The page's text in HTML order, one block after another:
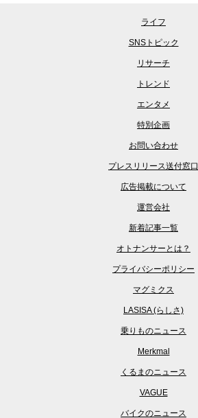
ライフ
SNSトピック
リサーチ
トレンド
エンタメ
特別企画
お問い合わせ
プレスリリース送付窓口
広告掲載について
運営会社
新着記事一覧
オトナンサーとは？
プライバシーポリシー
マグミクス
LASISA (らしさ)
乗りものニュース
Merkmal
くるまのニュース
VAGUE
バイクのニュース